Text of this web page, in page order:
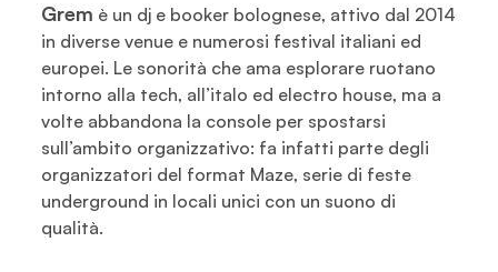
Grem è un dj e booker bolognese, attivo dal 2014
in diverse venue e numerosi festival italiani ed
europei. Le sonorità che ama esplorare ruotano
intorno alla tech, all’italo ed electro house, ma a
volte abbandona la console per spostarsi
sull’ambito organizzativo: fa infatti parte degli
organizzatori del format Maze, serie di feste
underground in locali unici con un suono di
qualità.